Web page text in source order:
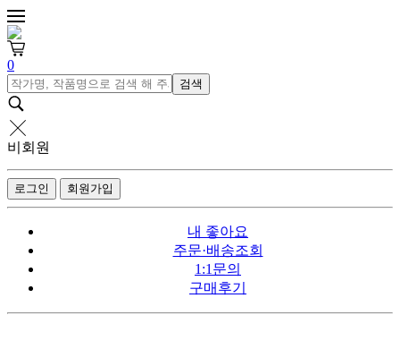
0
검색
비회원
로그인 회원가입
내 좋아요
주문·배송조회
1:1문의
구매후기